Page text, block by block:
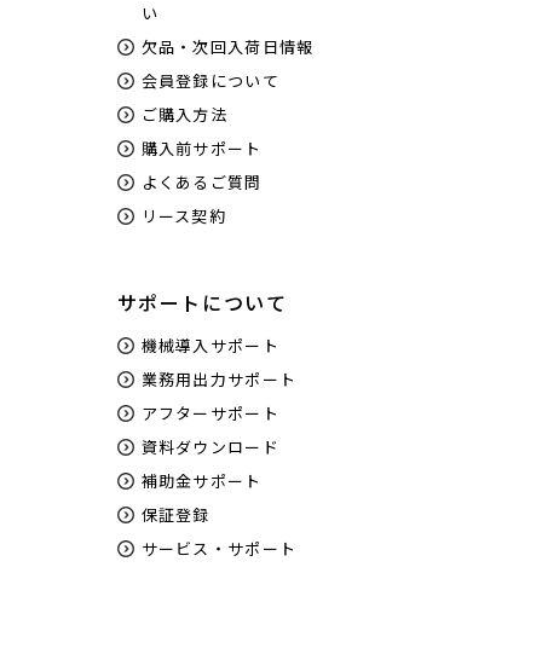
い
欠品・次回入荷日情報
会員登録について
ご購入方法
購入前サポート
よくあるご質問
リース契約
サポートについて
機械導入サポート
業務用出力サポート
アフターサポート
資料ダウンロード
補助金サポート
保証登録
サービス・サポート